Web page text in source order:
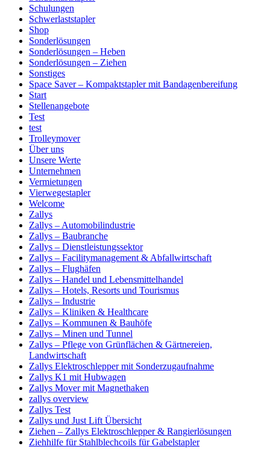
Schulungen
Schwerlaststapler
Shop
Sonderlösungen
Sonderlösungen – Heben
Sonderlösungen – Ziehen
Sonstiges
Space Saver – Kompaktstapler mit Bandagenbereifung
Start
Stellenangebote
Test
test
Trolleymover
Über uns
Unsere Werte
Unternehmen
Vermietungen
Vierwegestapler
Welcome
Zallys
Zallys – Automobilindustrie
Zallys – Baubranche
Zallys – Dienstleistungssektor
Zallys – Facilitymanagement & Abfallwirtschaft
Zallys – Flughäfen
Zallys – Handel und Lebensmittelhandel
Zallys – Hotels, Resorts und Tourismus
Zallys – Industrie
Zallys – Kliniken & Healthcare
Zallys – Kommunen & Bauhöfe
Zallys – Minen und Tunnel
Zallys – Pflege von Grünflächen & Gärtnereien,
Landwirtschaft
Zallys Elektroschlepper mit Sonderzugaufnahme
Zallys K1 mit Hubwagen
Zallys Mover mit Magnethaken
zallys overview
Zallys Test
Zallys und Just Lift Übersicht
Ziehen – Zallys Elektroschlepper & Rangierlösungen
Ziehhilfe für Stahlblechcoils für Gabelstapler